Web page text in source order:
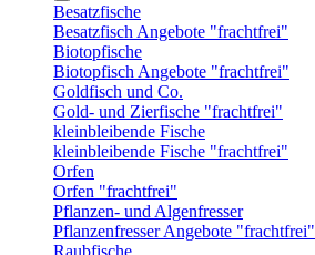
Besatzfische
Besatzfisch Angebote "frachtfrei"
Biotopfische
Biotopfisch Angebote "frachtfrei"
Goldfisch und Co.
Gold- und Zierfische "frachtfrei"
kleinbleibende Fische
kleinbleibende Fische "frachtfrei"
Orfen
Orfen "frachtfrei"
Pflanzen- und Algenfresser
Pflanzenfresser Angebote "frachtfrei"
Raubfische